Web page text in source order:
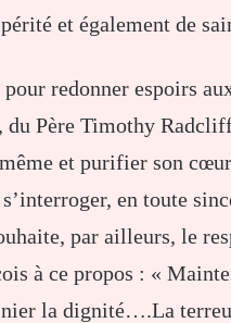
et également de
redonner espoirs
Père Timothy
et purifier son
en toute
par ailleurs, le
à ce propos : «
la dignité….La